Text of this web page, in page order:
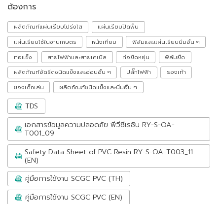
ต้องการ
ผลิตภัณฑ์แผ่นเรียบโปร่งใส
แผ่นเรียบปิดพื้น
แผ่นเรียบใช้ในงานเกษตร
หนังเทียม
ฟิล์มและแผ่นเรียบนิ่มอื่น ๆ
ท่อแข็ง
สายไฟฟ้าและสายเคเบิล ท่อยืดหยุ่น
ฟิล์มยืด
ผลิตภัณฑ์อัดรีดชนิดแข็งและอ่อนอื่น ๆ
ปลั๊กไฟฟ้า
รองเท้า
ของเด็กเล่น
ผลิตภัณฑ์ชนิดแข็งและนิ่มอื่น ๆ
TDS
เอกสารข้อมูลความปลอดภัย พีวีซีเรซิน RY-S-QA-
T001_09
Safety Data Sheet of PVC Resin RY-S-QA-T003_11
(EN)
คู่มือการใช้งาน SCGC PVC (TH)
คู่มือการใช้งาน SCGC PVC (EN)